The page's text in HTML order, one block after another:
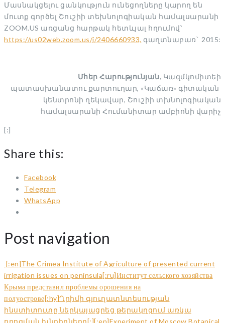
Մասնակցելու ցանկություն ունեցողները կարող են
մուտք գործել Շուշիի տեխնոլոգիական համալսարանի
ZOOM.US առցանց հարթակ հետևյալ հղումով՝
https://us02web.zoom.us/j/2406660933, գաղտնաբառ՝ 2015:
Մհեր Հարությունյան, Կազմկոմիտեի
պատասխանատու քարտուղար, «Կաճառ» գիտական ​​
կենտրոնի ղեկավար, Շուշիի տխնոլոգիական
համալսարանի Հումանիտար ամբիոնի վարիչ
[:]
Share this:
Facebook
Telegram
WhatsApp
Post navigation
[:en]The Crimea Institute of Agriculture of presented current
irrigation issues on peninsula[:ru]Институт сельского хозяйства
Крыма представил проблемы орошения на
полуострове[:hy]Ղրիմի գյուղատնտեսության
ինստիտուտը ներկայացրեց թերակղզում առկա